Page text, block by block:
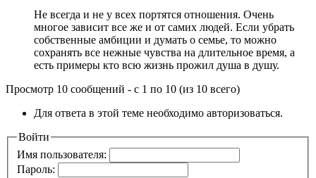
Не всегда и не у всех портятся отношения. Очень
многое зависит все же и от самих людей. Если убрать
собственные амбиции и думать о семье, то можно
сохранять все нежные чувства на длительное время, а
есть примеры кто всю жизнь прожил душа в душу.
Просмотр 10 сообщений - с 1 по 10 (из 10 всего)
Для ответа в этой теме необходимо авторизоваться.
Войти
Имя пользователя:
Пароль: